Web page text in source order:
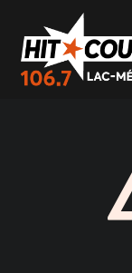
404 - Hit Country